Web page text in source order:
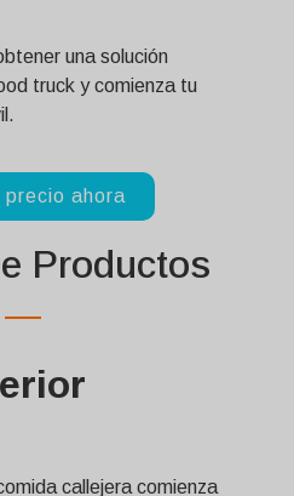
una solución
truck y comienza tu
precio ahora
Productos
callejera comienza